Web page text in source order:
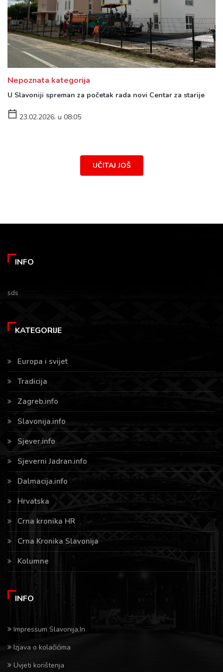
Nepoznata kategorija
U Slavoniji spreman za početak rada novi Centar za starije
23.02.2026. u 08:05
UČITAJ JOŠ
INFO
sds
KATEGORIJE
Europa i svijet
Tradicija
Zagreb.info
Slavonija.info
Sjever.info
Sjeverni Jadran.info
Dalmacija.info
Hrvatska
Crna kronika HR
Crna Kronika Slavonija
Kolumne
INFO
Impressum Slavonija.In
Izjava o kolačićima
Uvjeti korištenja